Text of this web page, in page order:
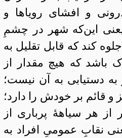
و افشای رویاها و
یعنی این‌که شهر در چشمِ
کند که قابل تقلیل به
که هیچ مقدار از
دستیابی به آن نیست؛
و قائم بر خودش را دارد؛
هر سیاههٔ پرباری از
نقابِ عمومیِ افراد به